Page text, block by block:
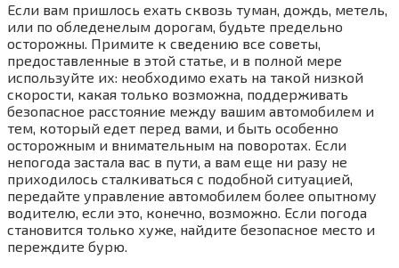
Если вам пришлось ехать сквозь туман, дождь, метель,
или по обледенелым дорогам, будьте предельно
осторожны. Примите к сведению все советы,
предоставленные в этой статье, и в полной мере
используйте их: необходимо ехать на такой низкой
скорости, какая только возможна, поддерживать
безопасное расстояние между вашим автомобилем и
тем, который едет перед вами, и быть особенно
осторожным и внимательным на поворотах. Если
непогода застала вас в пути, а вам еще ни разу не
приходилось сталкиваться с подобной ситуацией,
передайте управление автомобилем более опытному
водителю, если это, конечно, возможно. Если погода
становится только хуже, найдите безопасное место и
переждите бурю.